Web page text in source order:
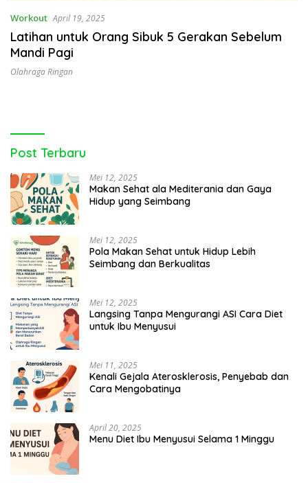
Workout April 19, 2025
Latihan untuk Orang Sibuk 5 Gerakan Sebelum
Mandi Pagi
Olahraga Ringan
Post Terbaru
Mei 12, 2025
Makan Sehat ala Mediterania dan Gaya
Hidup yang Seimbang
Mei 12, 2025
Pola Makan Sehat untuk Hidup Lebih
Seimbang dan Berkualitas
Mei 12, 2025
Langsing Tanpa Mengurangi ASI Cara Diet
untuk Ibu Menyusui
Mei 11, 2025
Kenali Gejala Aterosklerosis, Penyebab dan
Cara Mengobatinya
April 20, 2025
Menu Diet Ibu Menyusui Selama 1 Minggu